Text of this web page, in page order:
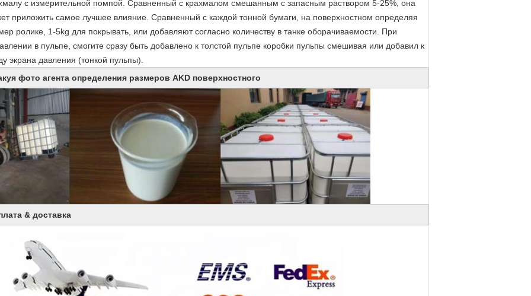
с измерительной помпой. Сравненный с крахмалом смешанным с запасным раствором 5-25%, она
приложить самое лучшее влияние. Сравненный с каждой тонной бумаги, на поверхностном определяя
ролике, 1-5kg для покрывать, или добавляют согласно количеству в танке оборачиваемости. При
в пульпе, смогите сразу быть добавлено к толстой пульпе коробки пульпы смешивая или добавил к
экрана давления (тонкой пульпы).
фото агента определения размеров AKD поверхностного
& доставка